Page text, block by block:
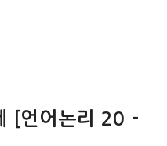
[언어논리 20 -